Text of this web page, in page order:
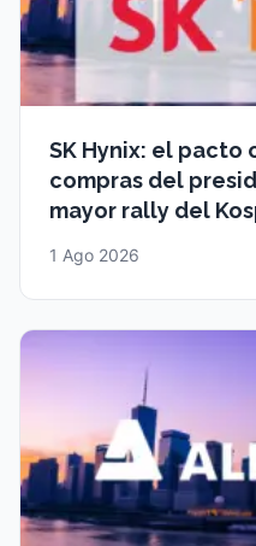
SK Hynix: el pacto
compras del
mayor rally del
1 Ago 2026